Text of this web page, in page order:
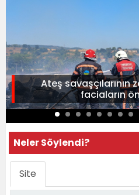
Ateş savaşçılarının
faciaların
Neler Söylendi?
Site